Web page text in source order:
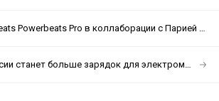
Powerbeats Pro в коллаборации с Парией Фарзане
станет больше зарядок для электромобилей